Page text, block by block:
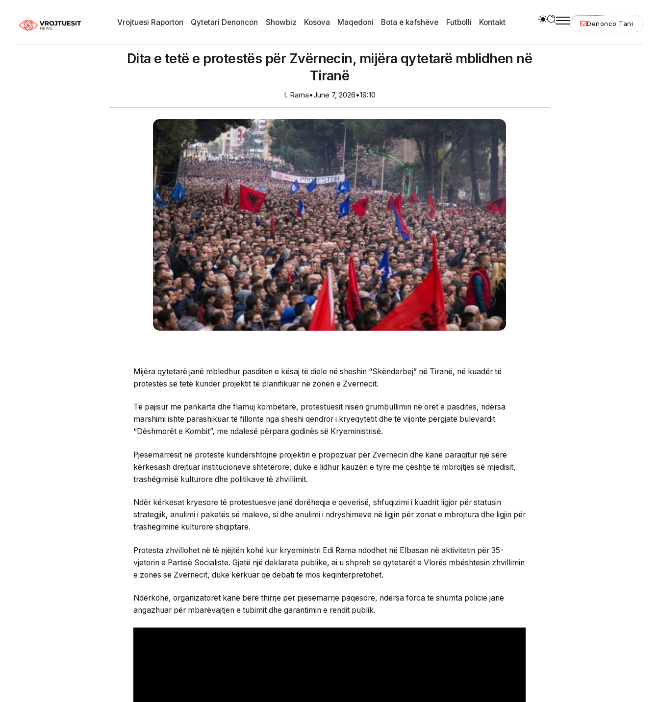
Vrojtuesi Raporton Qytetari Denoncon Showbiz Kosova Maqedoni Bota e kafshëve Futbolli Kontakt Denonco Tani
Dita e tetë e protestës për Zvërnecin, mijëra qytetarë mblidhen në
Tiranë
I. Rama•June 7, 2026•19:10
Mijëra qytetarë janë mbledhur pasditen e kësaj të diele në sheshin “Skënderbej” në Tiranë, në kuadër të
protestës së tetë kundër projektit të planifikuar në zonën e Zvërnecit.
Të pajisur me pankarta dhe flamuj kombëtarë, protestuesit nisën grumbullimin në orët e pasdites, ndërsa
marshimi ishte parashikuar të fillonte nga sheshi qendror i kryeqytetit dhe të vijonte përgjatë bulevardit
“Dëshmorët e Kombit”, me ndalesë përpara godinës së Kryeministrisë.
Pjesëmarrësit në protestë kundërshtojnë projektin e propozuar për Zvërnecin dhe kanë paraqitur një sërë
kërkesash drejtuar institucioneve shtetërore, duke e lidhur kauzën e tyre me çështje të mbrojtjes së mjedisit,
trashëgimisë kulturore dhe politikave të zhvillimit.
Ndër kërkesat kryesore të protestuesve janë dorëheqja e qeverisë, shfuqizimi i kuadrit ligjor për statusin
strategjik, anulimi i paketës së maleve, si dhe anulimi i ndryshimeve në ligjin për zonat e mbrojtura dhe ligjin për
trashëgiminë kulturore shqiptare.
Protesta zhvillohet në të njëjtën kohë kur kryeministri Edi Rama ndodhet në Elbasan në aktivitetin për 35-
vjetorin e Partisë Socialiste. Gjatë një deklarate publike, ai u shpreh se qytetarët e Vlorës mbështesin zhvillimin
e zonës së Zvërnecit, duke kërkuar që debati të mos keqinterpretohet.
Ndërkohë, organizatorët kanë bërë thirrje për pjesëmarrje paqësore, ndërsa forca të shumta policie janë
angazhuar për mbarëvajtjen e tubimit dhe garantimin e rendit publik.